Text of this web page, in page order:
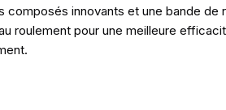
innovants et une bande de
roulement pour une meilleure